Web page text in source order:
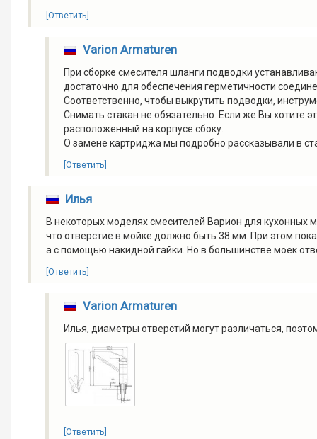
[Ответить]
Varion Armaturen
При сборке смесителя шланги подводки
достаточно для обеспечения герметичности
Соответственно, чтобы выкрутить подводки,
Снимать стакан не обязательно. Если же Вы хотите
расположенный на корпусе сбоку.
О замене картриджа мы подробно рассказывали в
[Ответить]
Илья
В некоторых моделях смесителей Варион для кухонных
что отверстие в мойке должно быть 38 мм. При этом
а с помощью накидной гайки. Но в большинстве моек
[Ответить]
Varion Armaturen
Илья, диаметры отверстий могут различаться,
[Ответить]